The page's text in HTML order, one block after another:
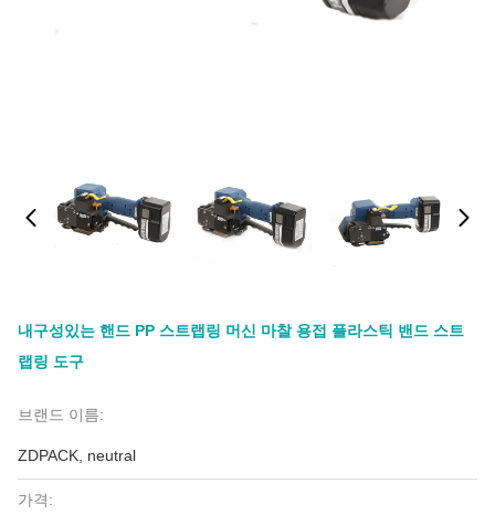
내구성있는 핸드 PP 스트랩링 머신 마찰 용접 플라스틱 밴드 스트
랩링 도구
브랜드 이름:
ZDPACK, neutral
가격: